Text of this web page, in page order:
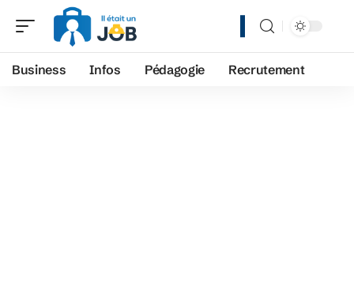
Business Infos Pédagogie Recrutement